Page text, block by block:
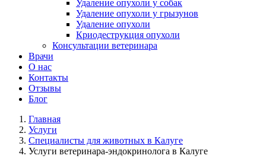
Удаление опухоли у собак
Удаление опухоли у грызунов
Удаление опухоли
Криодеструкция опухоли
Консультации ветеринара
Врачи
О нас
Контакты
Отзывы
Блог
Главная
Услуги
Специалисты для животных в Калуге
Услуги ветеринара-эндокринолога в Калуге